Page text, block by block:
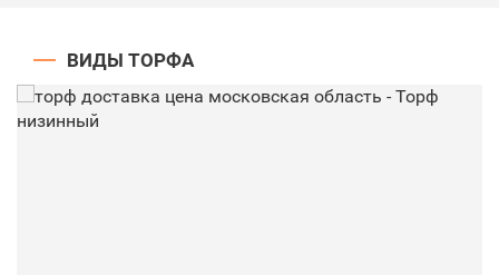
ВИДЫ ТОРФА